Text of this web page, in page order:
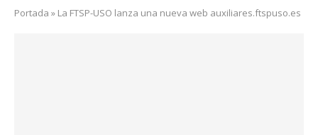
Portada » La FTSP-USO lanza una nueva web auxiliares.ftspuso.es